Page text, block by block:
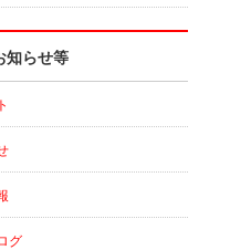
知らせ等
グ